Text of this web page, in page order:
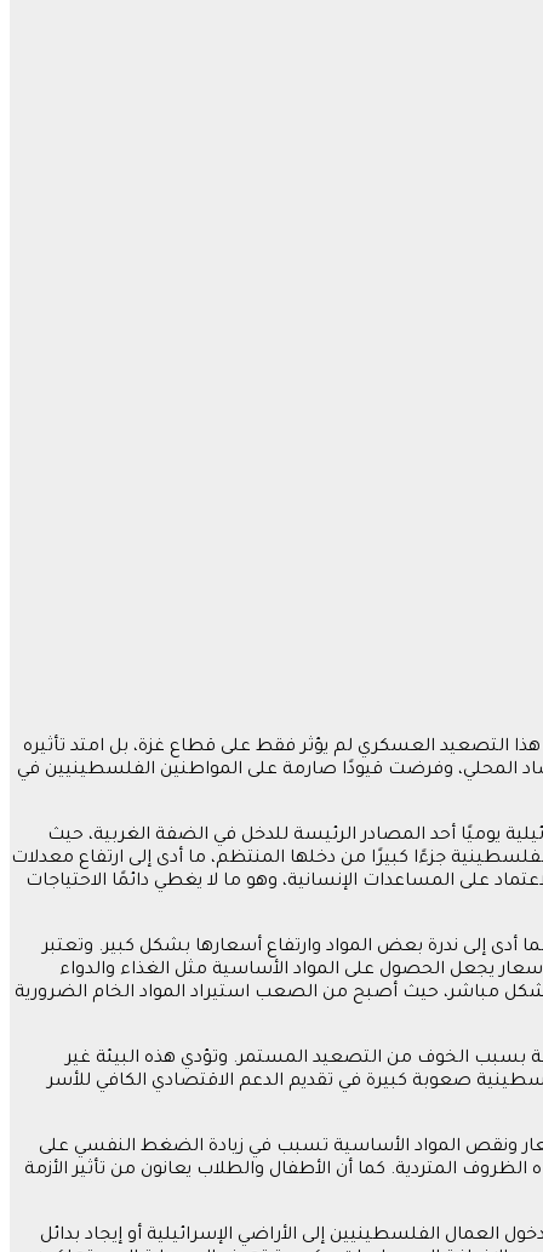
التصعيد العسكري لم يؤثر فقط على قطاع غزة، بل امتد تأثيره
المحلي، وفرضت قيودًا صارمة على المواطنين الفلسطينيين في
يوميًا أحد المصادر الرئيسة للدخل في الضفة الغربية، حيث
جزءًا كبيرًا من دخلها المنتظم، ما أدى إلى ارتفاع معدلات
على المساعدات الإنسانية، وهو ما لا يغطي دائمًا الاحتياجات
أدى إلى ندرة بعض المواد وارتفاع أسعارها بشكل كبير. وتعتبر
يجعل الحصول على المواد الأساسية مثل الغذاء والدواء
مباشر، حيث أصبح من الصعب استيراد المواد الخام الضرورية
بسبب الخوف من التصعيد المستمر. وتؤدي هذه البيئة غير
صعوبة كبيرة في تقديم الدعم الاقتصادي الكافي للأسر
ونقص المواد الأساسية تسبب في زيادة الضغط النفسي على
المتردية. كما أن الأطفال والطلاب يعانون من تأثير الأزمة
العمال الفلسطينيين إلى الأراضي الإسرائيلية أو إيجاد بدائل